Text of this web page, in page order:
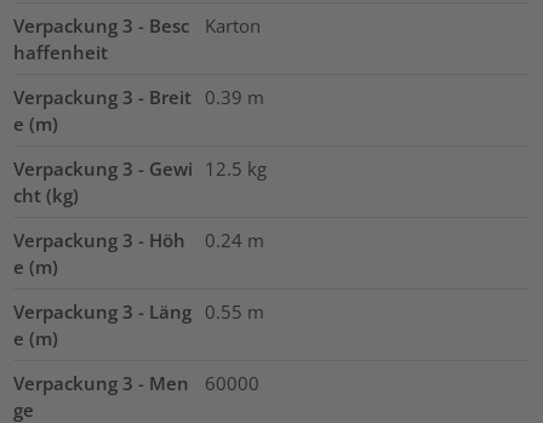
Verpackung 3 - Besc
haffenheit
Karton
Verpackung 3 - Breit
e (m)
0.39 m
Verpackung 3 - Gewi
cht (kg)
12.5 kg
Verpackung 3 - Höh
e (m)
0.24 m
Verpackung 3 - Läng
e (m)
0.55 m
Verpackung 3 - Men
ge
60000